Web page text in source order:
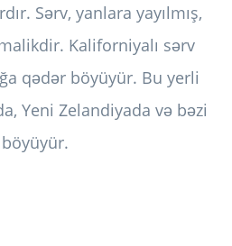
Sərv, yanlara yayılmış,
Kaliforniyalı sərv
qədər böyüyür. Bu yerli
Yeni Zelandiyada və bəzi